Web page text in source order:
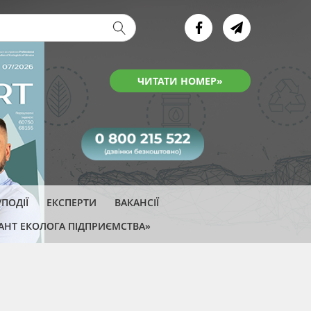
ЧИТАТИ НОМЕР»
форма
ЕКСПЕРТИ
ВАКАНСІЇ
ЕКОЛОГА ПІДПРИЄМСТВА»